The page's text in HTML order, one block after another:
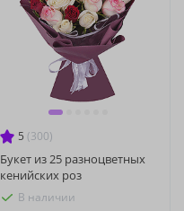
5 (300)
Букет из 25 разноцветных
кенийских роз
В наличии